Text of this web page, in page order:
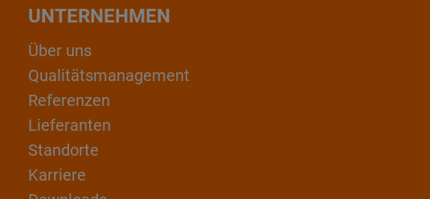
UNTERNEHMEN
Über uns
Qualitätsmanagement
Referenzen
Lieferanten
Standorte
Karriere